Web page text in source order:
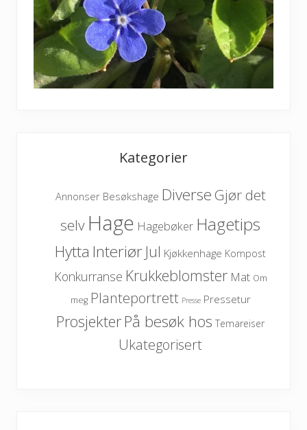
Kategorier
Annonser Besøkshage Diverse Gjør det
selv Hage Hagebøker Hagetips
Hytta Interiør Jul Kjøkkenhage Kompost
Konkurranse Krukkeblomster Mat Om
meg Planteportrett Presse Pressetur
ProsjekterPå besøk hos Temareiser
Ukategorisert